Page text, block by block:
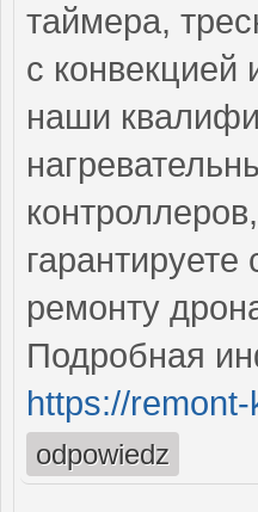
таймера,
с
наши
ремонту
Подробная
https://
odpowiedz